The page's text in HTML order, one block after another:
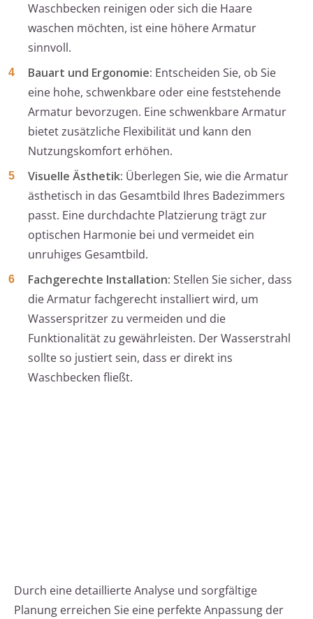
Waschbecken reinigen oder sich die Haare
waschen möchten, ist eine höhere Armatur
sinnvoll.
Bauart und Ergonomie: Entscheiden Sie, ob Sie
eine hohe, schwenkbare oder eine feststehende
Armatur bevorzugen. Eine schwenkbare Armatur
bietet zusätzliche Flexibilität und kann den
Nutzungskomfort erhöhen.
Visuelle Ästhetik: Überlegen Sie, wie die Armatur
ästhetisch in das Gesamtbild Ihres Badezimmers
passt. Eine durchdachte Platzierung trägt zur
optischen Harmonie bei und vermeidet ein
unruhiges Gesamtbild.
Fachgerechte Installation: Stellen Sie sicher, dass
die Armatur fachgerecht installiert wird, um
Wasserspritzer zu vermeiden und die
Funktionalität zu gewährleisten. Der Wasserstrahl
sollte so justiert sein, dass er direkt ins
Waschbecken fließt.
Durch eine detaillierte Analyse und sorgfältige
Planung erreichen Sie eine perfekte Anpassung der